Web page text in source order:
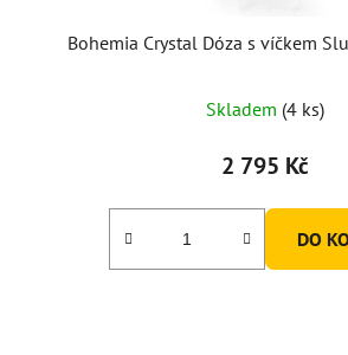
Bohemia Crystal Dóza s víčkem
Skladem (4 ks)
2 795 Kč
DO